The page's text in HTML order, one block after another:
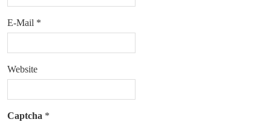
E-Mail *
Website
Captcha *